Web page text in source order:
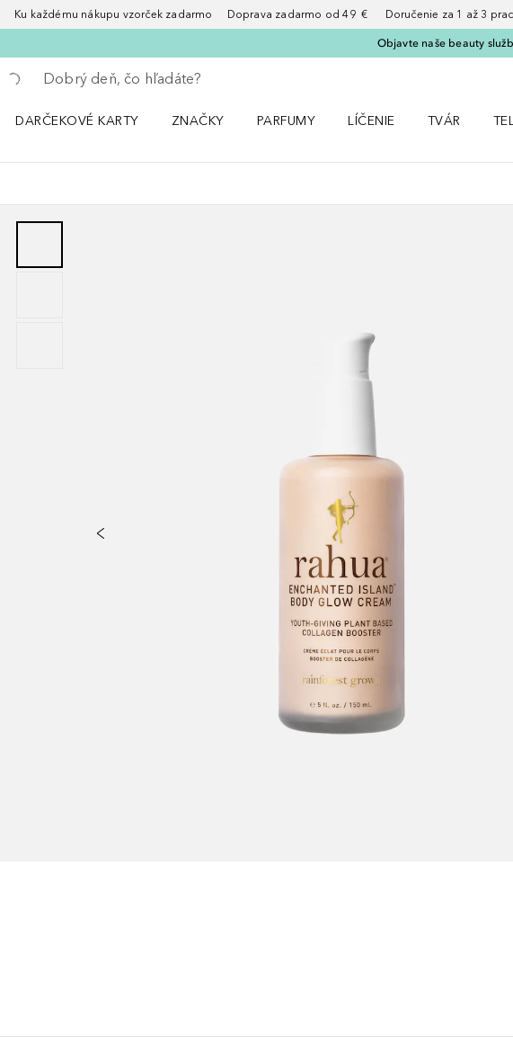
Ku každému nákupu vzorček zadarmo Doprava zadarmo od 49 € Doručenie za 1 až 3
Objavte naše beauty
Choď späť
Vykonajte vyhľadávanie
DARČEKOVÉ KARTY
ZNAČKY
PARFUMY
LÍČENIE
TVÁR